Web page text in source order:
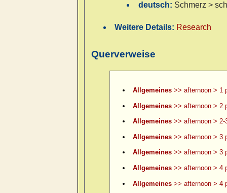
deutsch: Schmerz >
Weitere Details: Research
Querverweise
Allgemeines>> afternoon > 1
Allgemeines>> afternoon > 2
Allgemeines>> afternoon > 2-
Allgemeines>> afternoon > 3
Allgemeines>> afternoon > 3
Allgemeines>> afternoon > 4
Allgemeines>> afternoon > 4